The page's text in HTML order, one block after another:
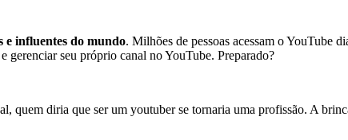
e influentes do mundo. Milhões de pessoas acessam o YouTube
gerenciar seu próprio canal no YouTube. Preparado?
quem diria que ser um youtuber se tornaria uma profissão. A